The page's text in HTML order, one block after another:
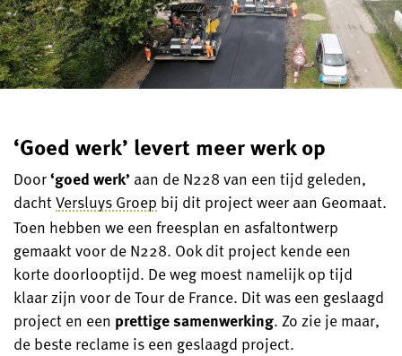
‘Goed werk’ levert meer werk op
Door‘goed werk’ aan de N228 van een tijd geleden,
dachtVersluys Groep bij dit project weer aan Geomaat.
Toen hebben we een freesplan en asfaltontwerp
gemaakt voor de N228. Ook dit project kende een
korte doorlooptijd. De weg moest namelijk op tijd
klaar zijn voor de Tour de France. Dit was een geslaagd
project en een prettige samenwerking. Zo zie je maar,
de beste reclame is een geslaagd project.